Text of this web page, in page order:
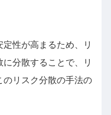
性が高まるため、リ
分散することで、リ
のリスク分散の手法の